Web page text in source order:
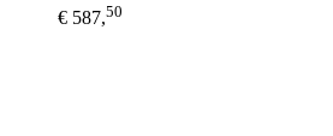
€ 587,50